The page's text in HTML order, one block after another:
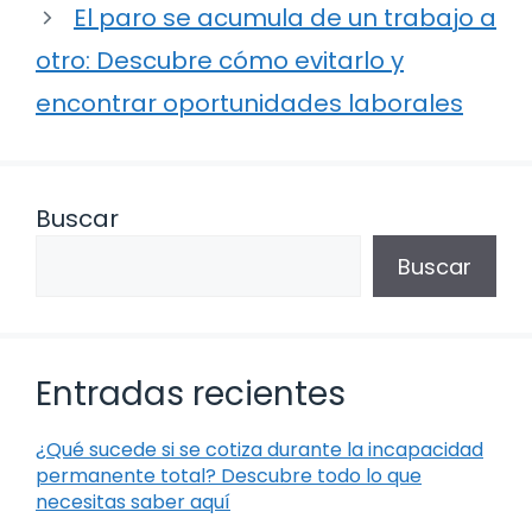
El paro se acumula de un trabajo a
otro: Descubre cómo evitarlo y
encontrar oportunidades laborales
Buscar
Buscar
Entradas recientes
¿Qué sucede si se cotiza durante la incapacidad
permanente total? Descubre todo lo que
necesitas saber aquí